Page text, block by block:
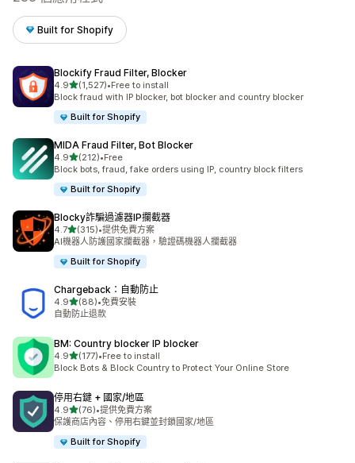
Built for Shopify
Blockify Fraud Filter, Blocker
4.9滿分 5 顆星
(1,527)
共有 1527 則評價
•Free to install
Block fraud with IP blocker, bot blocker and country blocker
Built for Shopify
MIDA Fraud Filter, Bot Blocker
4.9滿分 5 顆星
(212)
共有 212 則評價
•Free
Block bots, fraud, fake orders using IP, country block filters
Built for Shopify
Blocky詐騙過濾器IP攔截器
4.7滿分 5 顆星
(315)
共有 315 則評價
•提供免費方案
AI機器人防護國家攔截器，驗證碼機器人攔截器
Built for Shopify
Chargeback：自動防止
4.9滿分 5 顆星
(88)
共有 88 則評價
•免費安裝
自動防止退款
BM: Country blocker IP blocker
4.9滿分 5 顆星
(177)
共有 177 則評價
•Free to install
Block Bots & Block Country to Protect Your Online Store
停用右鍵 + 國家/地區
4.9滿分 5 顆星
(76)
共有 76 則評價
•提供免費方案
保護商店內容、停用右鍵並封鎖國家/地區
Built for Shopify